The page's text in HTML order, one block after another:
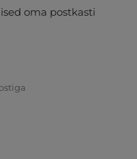
oma postkasti